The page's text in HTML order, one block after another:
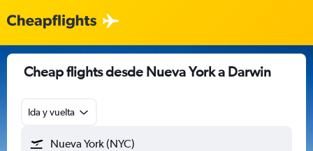
Cheap flights desde Nueva York a Darwin
Ida y vuelta
Nueva York (NYC)